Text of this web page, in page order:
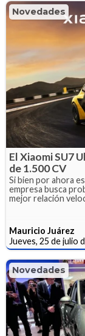
Novedades
El Xiaomi SU7
de 1.500 CV
Si bien por ahora
empresa busca
mejor relación
Mauricio Juárez
Jueves, 25 de julio
Novedades